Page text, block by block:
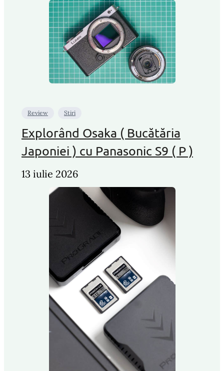
Review Stiri
Explorând Osaka ( Bucătăria
Japoniei ) cu Panasonic S9 ( P )
13 iulie 2026